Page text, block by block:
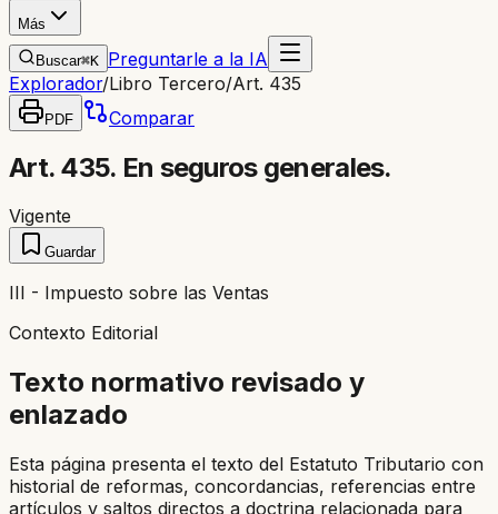
Más
Buscar⌘K Preguntarle a la IA
Explorador/Libro Tercero/Art. 435
PDF Comparar
Art. 435. En seguros generales.
Vigente
Guardar
III - Impuesto sobre las Ventas
Contexto Editorial
Texto normativo revisado y
enlazado
Esta página presenta el texto del Estatuto Tributario con
historial de reformas, concordancias, referencias entre
artículos y saltos directos a doctrina relacionada para